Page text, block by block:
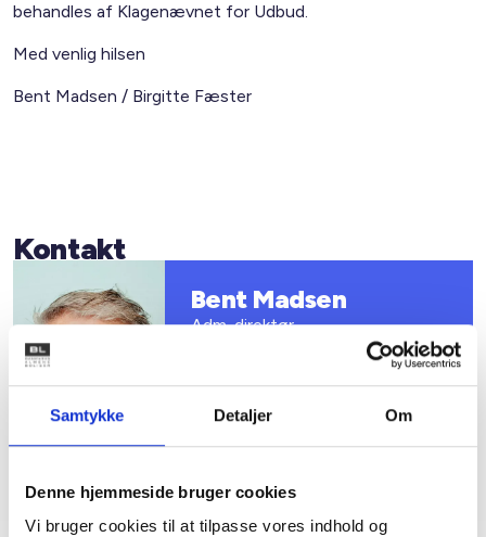
Samtykke Detaljer Om
Denne hjemmeside bruger cookies
Vi bruger cookies til at tilpasse vores indhold og
behandles af Klagenævnet for Udbud.
Med venlig hilsen
Bent Madsen / Birgitte Fæster
Kontakt
Bent Madsen
Adm. direktør